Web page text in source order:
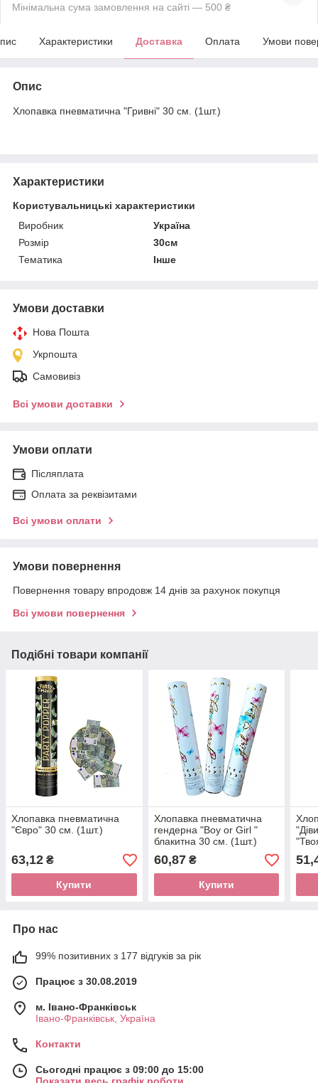
Мінімальна сума замовлення на сайті — 500 ₴
Характеристики Доставка Оплата Умови
Опис
Хлопавка пневматична "Гривні" 30 см. (1шт.)
Характеристики
Користувальницькі характеристики
Виробник
Україна
Розмір
30см
Тематика
Інше
Умови доставки
Нова Пошта
Укрпошта
Самовивіз
Всі умови доставки
Умови оплати
Післяплата
Оплата за реквізитами
Всі умови оплати
Умови повернення
Повернення товару впродовж 14 днів за рахунок покупця
Всі умови повернення
Подібні товари компанії
Хлопавка пневматична
"Євро" 30 см. (1шт.)
63,12 ₴
Купити
Хлопавка пневматична
гендерна "Boy or Girl "
блакитна 30 см. (1шт.)
60,87₴
Купити
Про нас
99% позитивних з 177 відгуків за рік
Працює з 30.08.2019
м. Івано-Франківськ
Івано-Франківськ, Україна
Контакти
Сьогодні працює з 09:00 до 15:00